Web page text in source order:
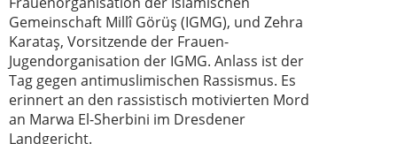
Gemeinschaft Millî Görüş (IGMG), und Zehra
Karataş, Vorsitzende der Frauen-
Jugendorganisation der IGMG. Anlass ist der
Tag gegen antimuslimischen Rassismus. Es
erinnert an den rassistisch motivierten Mord
an Marwa El-Sherbini im Dresdener
Landgericht.